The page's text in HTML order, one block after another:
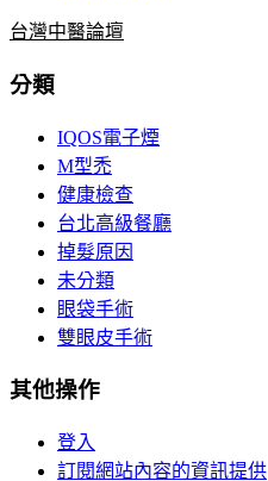
台灣中醫論壇
分類
IQOS電子煙
M型禿
健康檢查
台北高級餐廳
掉髮原因
未分類
眼袋手術
雙眼皮手術
其他操作
登入
訂閱網站內容的資訊提供